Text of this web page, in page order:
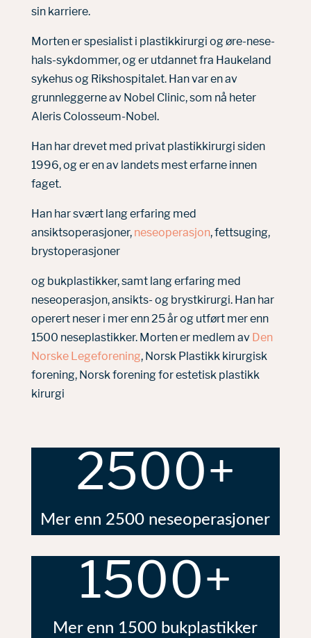
sin karriere.
Mortener spesialist i plastikkirurgi og øre-nese-
hals-sykdommer, og er utdannet fra Haukeland
sykehus og Rikshospitalet. Han var en av
grunnleggerne av Nobel Clinic, som nå heter
Aleris Colosseum-Nobel.
Han har drevet med privat plastikkirurgi siden
1996, og er en av landets mest erfarne innen
faget.
Han har svært lang erfaring med
ansiktsoperasjoner, neseoperasjon, fettsuging,
brystoperasjoner
og bukplastikker, samt lang erfaring med
neseoperasjon, ansikts- og brystkirurgi. Han har
operert neser i mer enn 25 år og utført mer enn
1500 neseplastikker. Morten er medlem av Den
Norske Legeforening, Norsk Plastikk kirurgisk
forening, Norsk forening for estetisk plastikk
kirurgi
2500+
Mer enn 2500 neseoperasjoner
1500+
Mer enn 1500 bukplastikker